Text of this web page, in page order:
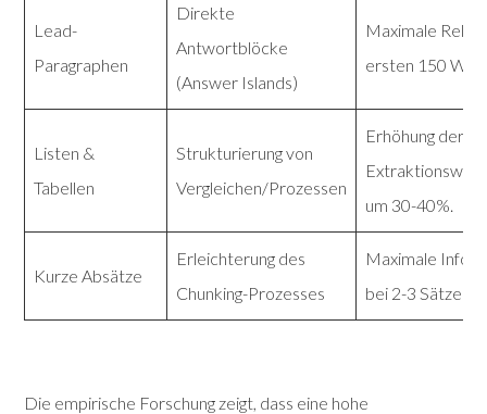
Lead-
Paragraphen
Direkte
Antwortblöcke
(Answer Islands)
Maximale
ersten 150
Listen &
Tabellen
Strukturierung von
Vergleichen/Prozessen
Erhöhung der
um 30-40%.
Kurze Absätze
Erleichterung des
Chunking-Prozesses
Maximale
bei 2-3 Sätzen
Die empirische Forschung zeigt, dass eine hohe